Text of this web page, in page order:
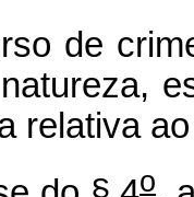
de
relativa
o